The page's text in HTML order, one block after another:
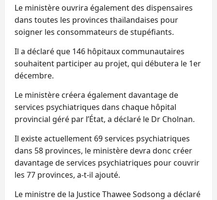
Le ministère ouvrira également des dispensaires
dans toutes les provinces thaïlandaises pour
soigner les consommateurs de stupéfiants.
Il a déclaré que 146 hôpitaux communautaires
souhaitent participer au projet, qui débutera le 1er
décembre.
Le ministère créera également davantage de
services psychiatriques dans chaque hôpital
provincial géré par l’État, a déclaré le Dr Cholnan.
Il existe actuellement 69 services psychiatriques
dans 58 provinces, le ministère devra donc créer
davantage de services psychiatriques pour couvrir
les 77 provinces, a-t-il ajouté.
Le ministre de la Justice Thawee Sodsong a déclaré